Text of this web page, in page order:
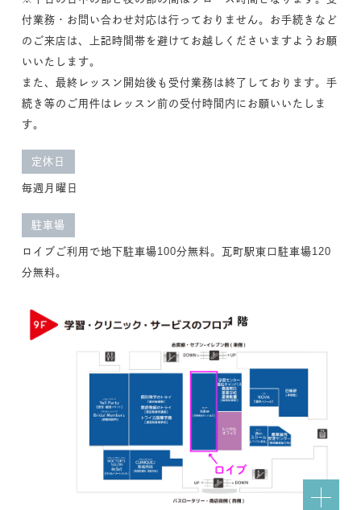
付業務・お問い合わせ対応は行っておりません。お手続きなど
のご来店は、上記時間帯を避けてお越しくださいますようお願
いいたします。
また、最終レッスン開始後も受付業務は終了しております。手
続き等のご用件はレッスン前の受付時間内にお願いいたしま
す。
定休日
毎週月曜日
駐車場
ロイブご利用で地下駐車場100分無料。瓦町駅東口駐車場120
分無料。